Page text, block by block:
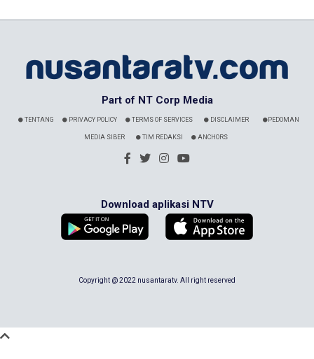
Part of NT Corp Media
TENTANG PRIVACY POLICY TERMS OF SERVICES DISCLAIMER PEDOMAN
MEDIA SIBER TIM REDAKSI ANCHORS
Download aplikasi NTV
Copyright @ 2022 nusantaratv. All right reserved